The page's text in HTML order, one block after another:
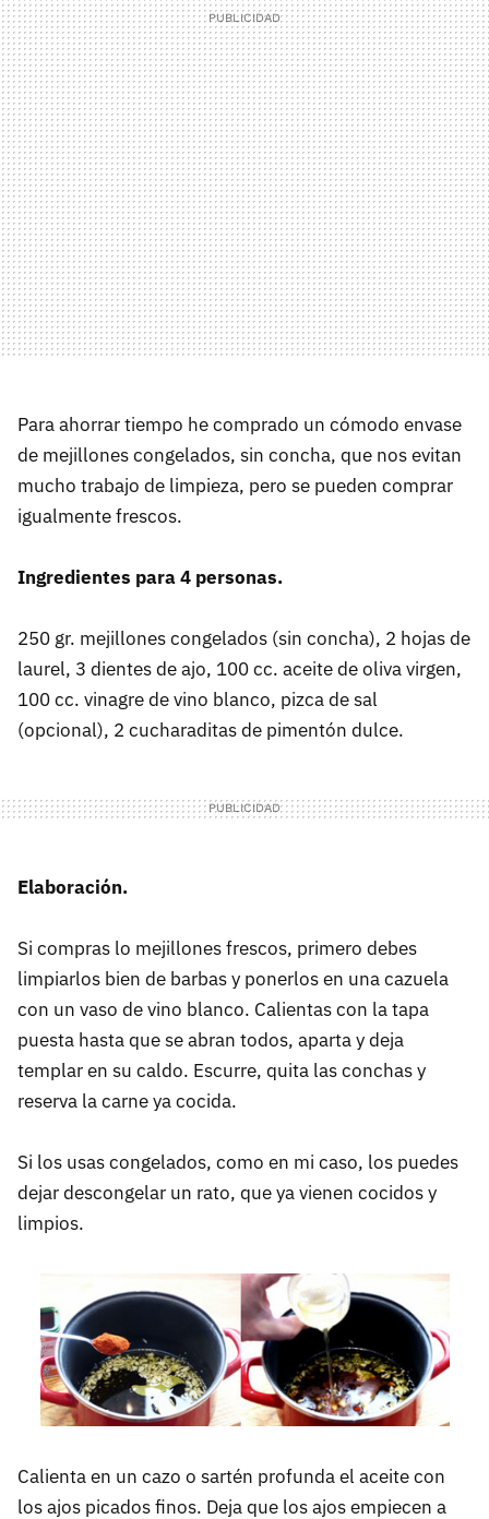
Para ahorrar tiempo he comprado un cómodo envase
de mejillones congelados, sin concha, que nos evitan
mucho trabajo de limpieza, pero se pueden comprar
igualmente frescos.
Ingredientes para 4 personas.
250 gr. mejillones congelados (sin concha), 2 hojas de
laurel, 3 dientes de ajo, 100 cc. aceite de oliva virgen,
100 cc. vinagre de vino blanco, pizca de sal
(opcional), 2 cucharaditas de pimentón dulce.
Elaboración.
Si compras lo mejillones frescos, primero debes
limpiarlos bien de barbas y ponerlos en una cazuela
con un vaso de vino blanco. Calientas con la tapa
puesta hasta que se abran todos, aparta y deja
templar en su caldo. Escurre, quita las conchas y
reserva la carne ya cocida.
Si los usas congelados, como en mi caso, los puedes
dejar descongelar un rato, que ya vienen cocidos y
limpios.
Calienta en un cazo o sartén profunda el aceite con
los ajos picados finos. Deja que los ajos empiecen a